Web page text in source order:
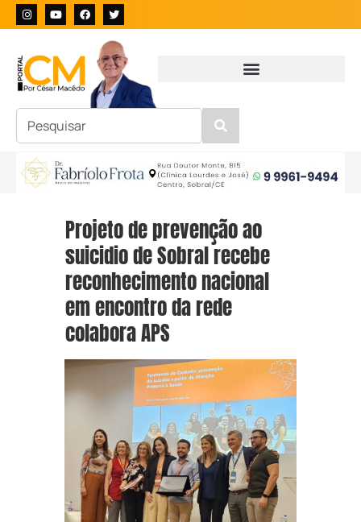
Projeto de prevenção ao
suicidio de Sobral recebe
reconhecimento nacional
em encontro da rede
colabora APS